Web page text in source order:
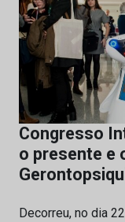
Congresso
o presente e
Decorreu, no dia